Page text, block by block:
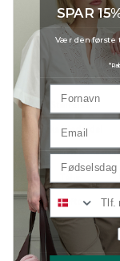
SPAR
Vær den første